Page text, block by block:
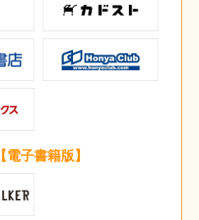
【電子書籍版】